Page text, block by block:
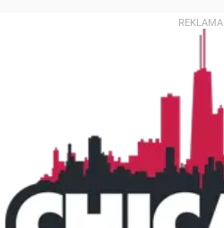
REKLAMA